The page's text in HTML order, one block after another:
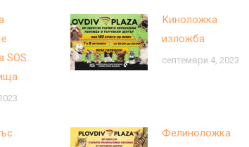
SOS
Киноложка
изложба
септември 4, 2023
Фелиноложка